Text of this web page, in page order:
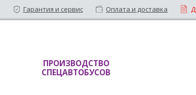
Гарантия и сервис Оплата и доставка
ПРОИЗВОДСТВО
СПЕЦАВТОБУСОВ